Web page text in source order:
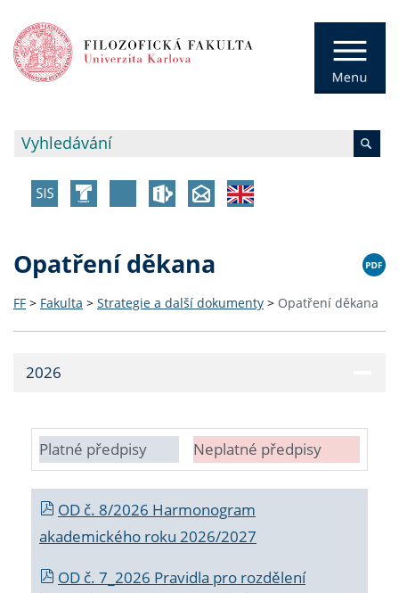
Opatření děkana
FF > Fakulta > Strategie a další dokumenty > Opatření děkana
2026
Platné předpisy Neplatné předpisy
OD č. 8/2026 Harmonogram
akademického roku 2026/2027
OD č. 7_2026 Pravidla pro rozdělení